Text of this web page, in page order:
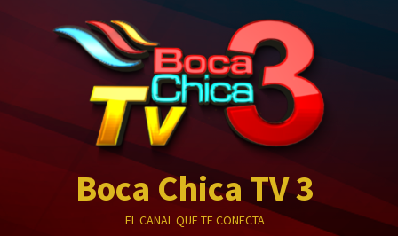
Boca Chica TV 3
EL CANAL QUE TE CONECTA